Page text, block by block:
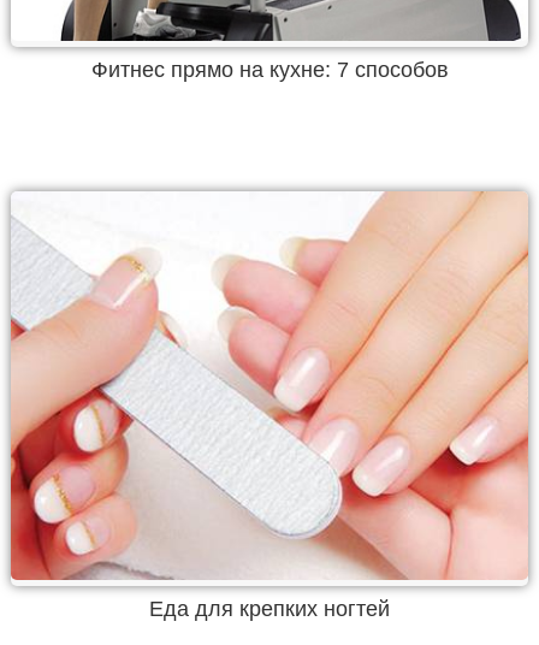
Фитнес прямо на кухне: 7 способов
Еда для крепких ногтей